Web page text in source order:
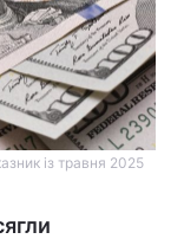
із травня 2025